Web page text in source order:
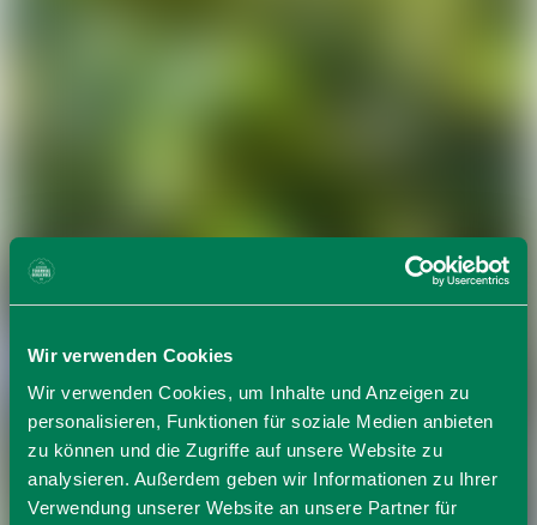
Wir verwenden Cookies
Wir verwenden Cookies, um Inhalte und Anzeigen zu
personalisieren, Funktionen für soziale Medien anbieten
zu können und die Zugriffe auf unsere Website zu
analysieren. Außerdem geben wir Informationen zu Ihrer
Verwendung unserer Website an unsere Partner für